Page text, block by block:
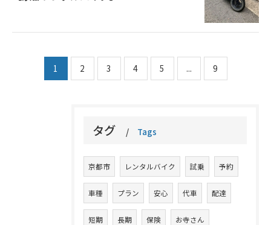
1 2 3 4 5 ... 9
タグ Tags
京都市 レンタルバイク 試乗 予約
車種 プラン 安心 代車 配達
短期 長期 保険 お寺さん